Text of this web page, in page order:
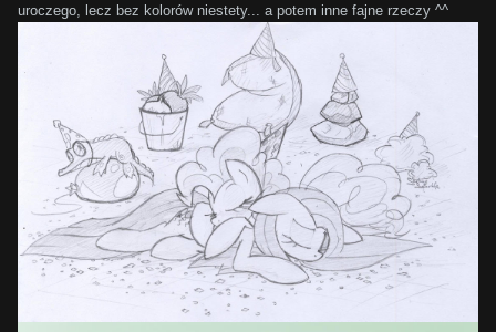
uroczego, lecz bez kolorów niestety... a potem inne fajne rzeczy ^^